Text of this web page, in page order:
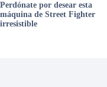
Perdónate por desear esta
máquina de Street Fighter
irresistible